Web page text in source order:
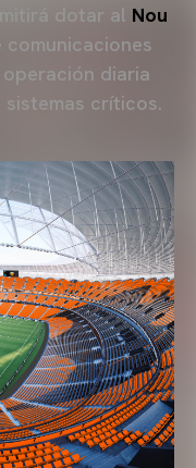
dotar al Nou
diaria
críticos.